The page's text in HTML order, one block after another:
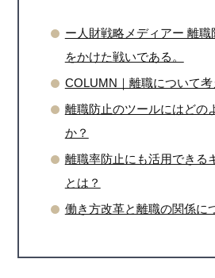
ー人財戦略メディアー 離職
をかけた戦いである。
COLUMN｜離職について考
離職防止のツールにはどの
か？
離職率防止にも活用できる
とは？
働き方改革と離職の関係に